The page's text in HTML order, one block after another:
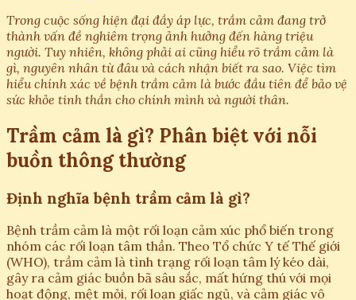
Trong cuộc sống hiện đại đầy áp lực, trầm cảm đang trở
thành vấn đề nghiêm trọng ảnh hưởng đến hàng triệu
người. Tuy nhiên, không phải ai cũng hiểu rõ trầm cảm là
gì, nguyên nhân từ đâu và cách nhận biết ra sao. Việc tìm
hiểu chính xác về bệnh trầm cảm là bước đầu tiên để bảo vệ
sức khỏe tinh thần cho chính mình và người thân.
Trầm cảm là gì? Phân biệt với nỗi
buồn thông thường
Định nghĩa bệnh trầm cảm là gì?
Bệnh trầm cảm là một rối loạn cảm xúc phổ biến trong
nhóm các rối loạn tâm thần. Theo Tổ chức Y tế Thế giới
(WHO), trầm cảm là tình trạng rối loạn tâm lý kéo dài,
gây ra cảm giác buồn bã sâu sắc, mất hứng thú với mọi
hoạt động, mệt mỏi, rối loạn giấc ngủ, và cảm giác vô